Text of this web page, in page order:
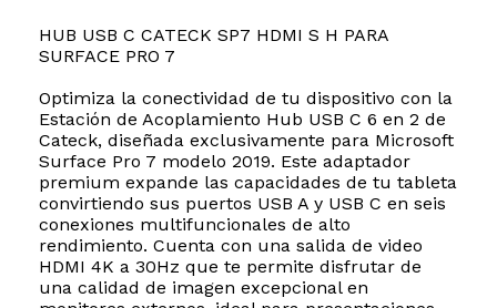
HUB USB C CATECK SP7 HDMI S H PARA
SURFACE PRO 7
Optimiza la conectividad de tu dispositivo con la
Estación de Acoplamiento Hub USB C 6 en 2 de
Cateck, diseñada exclusivamente para Microsoft
Surface Pro 7 modelo 2019. Este adaptador
premium expande las capacidades de tu tableta
convirtiendo sus puertos USB A y USB C en seis
conexiones multifuncionales de alto
rendimiento. Cuenta con una salida de video
HDMI 4K a 30Hz que te permite disfrutar de
una calidad de imagen excepcional en